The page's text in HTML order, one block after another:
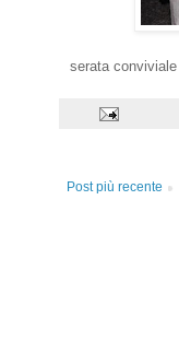
serata
Post più recente